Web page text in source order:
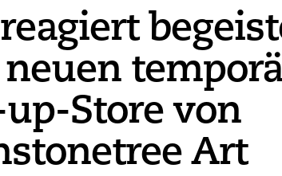
up-Store von
Art